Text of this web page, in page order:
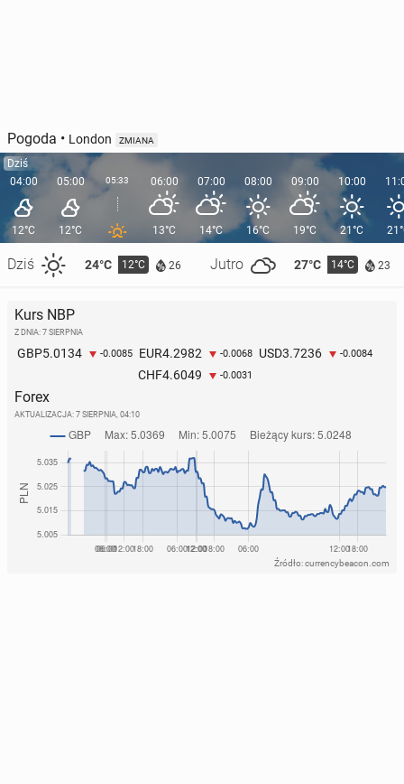
Pogoda • London ZMIANA
Dziś
04:00
12°C
Dziś 24°C 12°C 26 Jutro 27°C 14°C 23
05:00
12°C
05:33 06:00
13°C
07:00
14°C
08:00
16°C
09:00
19°C
10:00
21°C
Kurs NBP
Z DNIA: 7 SIERPNIA
GBP5.0134 -0.0085 EUR4.2982 -0.0068 USD3.7236 -0.0084
CHF4.6049 -0.0031
Forex
AKTUALIZACJA: 7 SIERPNIA, 04:10
Źródło: currencybeacon.com